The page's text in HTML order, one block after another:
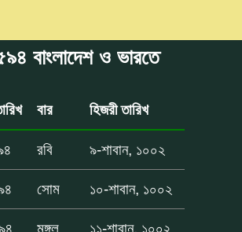
বাংলাদেশ ও ভারতে
বার হিজরী তারিখ
রবি ৯-শাবান, ১০০২
সোম ১০-শাবান, ১০০২
মঙ্গল ১১-শাবান, ১০০২